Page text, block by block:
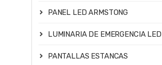
PANEL LED ARMSTONG
LUMINARIA DE EMERGENCIA LED
PANTALLAS ESTANCAS